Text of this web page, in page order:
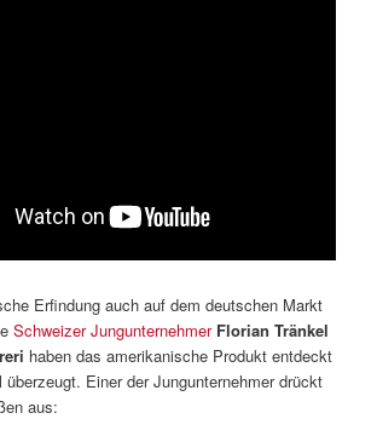
Erfindung auch auf dem deutschen Markt
Schweizer Jungunternehmer Florian Tränkel
haben das amerikanische Produkt entdeckt
überzeugt. Einer der Jungunternehmer drückt
aus: